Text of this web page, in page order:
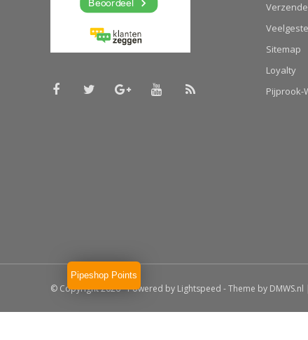
Sitemap
Loyalty
Pijprook-
© Copyright 2026 - Powered by Lightspeed - Theme by DMWS.nl
Haddocks9.5/10-19beoordelingen opKlanten Zeggen
Pipeshop Points